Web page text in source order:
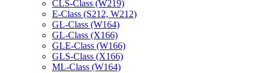
CLS-Class (W219)
E-Class (S212, W212)
GL-Class (W164)
GL-Class (X166)
GLE-Class (W166)
GLS-Class (X166)
ML-Class (W164)